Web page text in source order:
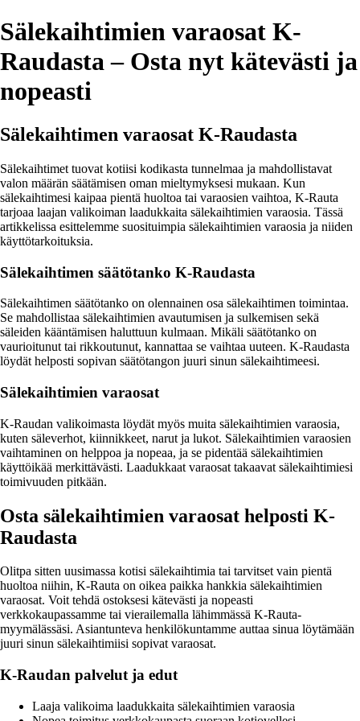
Sälekaihtimien varaosat K-
Raudasta – Osta nyt kätevästi ja
nopeasti
Sälekaihtimen varaosat K-Raudasta
Sälekaihtimet tuovat kotiisi kodikasta tunnelmaa ja mahdollistavat
valon määrän säätämisen oman mieltymyksesi mukaan. Kun
sälekaihtimesi kaipaa pientä huoltoa tai varaosien vaihtoa, K-Rauta
tarjoaa laajan valikoiman laadukkaita sälekaihtimien varaosia. Tässä
artikkelissa esittelemme suosituimpia sälekaihtimien varaosia ja niiden
käyttötarkoituksia.
Sälekaihtimen säätötanko K-Raudasta
Sälekaihtimen säätötanko on olennainen osa sälekaihtimen toimintaa.
Se mahdollistaa sälekaihtimien avautumisen ja sulkemisen sekä
säleiden kääntämisen haluttuun kulmaan. Mikäli säätötanko on
vaurioitunut tai rikkoutunut, kannattaa se vaihtaa uuteen. K-Raudasta
löydät helposti sopivan säätötangon juuri sinun sälekaihtimeesi.
Sälekaihtimien varaosat
K-Raudan valikoimasta löydät myös muita sälekaihtimien varaosia,
kuten säleverhot, kiinnikkeet, narut ja lukot. Sälekaihtimien varaosien
vaihtaminen on helppoa ja nopeaa, ja se pidentää sälekaihtimien
käyttöikää merkittävästi. Laadukkaat varaosat takaavat sälekaihtimiesi
toimivuuden pitkään.
Osta sälekaihtimien varaosat helposti K-
Raudasta
Olitpa sitten uusimassa kotisi sälekaihtimia tai tarvitset vain pientä
huoltoa niihin, K-Rauta on oikea paikka hankkia sälekaihtimien
varaosat. Voit tehdä ostoksesi kätevästi ja nopeasti
verkkokaupassamme tai vierailemalla lähimmässä K-Rauta-
myymälässäsi. Asiantunteva henkilökuntamme auttaa sinua löytämään
juuri sinun sälekaihtimiisi sopivat varaosat.
K-Raudan palvelut ja edut
Laaja valikoima laadukkaita sälekaihtimien varaosia